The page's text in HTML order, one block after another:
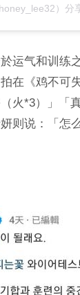
）分
运气和训练
在《鸡不可
火*3）」「
则说：「怎